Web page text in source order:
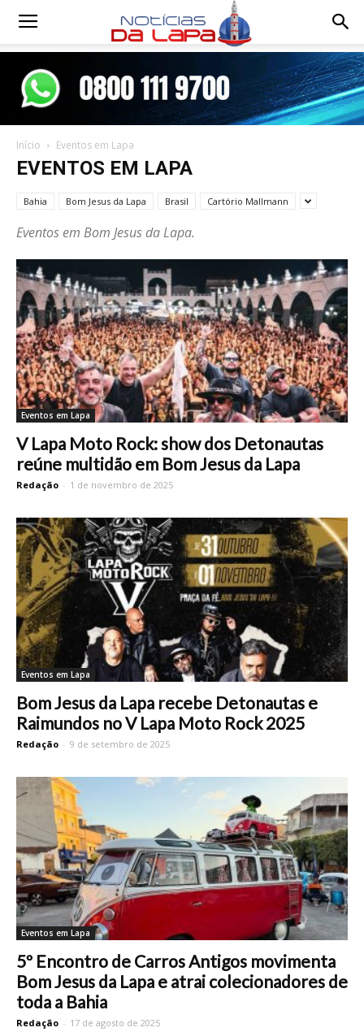
Notícias
Lapa
Início Eventos em Lapa
EVENTOS EM LAPA
Bahia Bom Jesus da Lapa Brasil Cartório Mallmann
Eventos em Bom Jesus da Lapa.
Eventos em Lapa
V Lapa Moto Rock: show dos Detonautas
reúne multidão em Bom Jesus da Lapa
Redação - 1 de novembro de 2025
Eventos em Lapa
Bom Jesus da Lapa recebe Detonautas e
Raimundos no V Lapa Moto Rock 2025
Redação - 9 de setembro de 2025
Eventos em Lapa
5º Encontro de Carros Antigos movimenta
Bom Jesus da Lapa e atrai colecionadores de
toda a Bahia
Redação - 17 de agosto de 2025